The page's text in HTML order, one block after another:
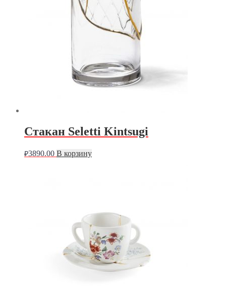
Стакан Seletti Kintsugi
₽3890.00 В корзину